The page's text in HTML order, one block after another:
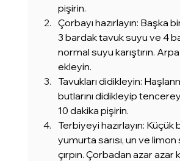
pişirin.
Çorbayı hazırlayın: Başka
3 bardak tavuk suyu ve 4
normal suyu karıştırın.
ekleyin.
Tavukları didikleyin:
butlarını didikleyip
10 dakika pişirin.
Terbiyeyi hazırlayın: Küçük
yumurta sarısı, un ve limon
çırpın. Çorbadan azar azar